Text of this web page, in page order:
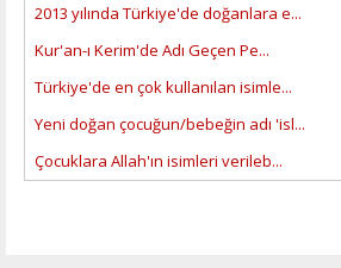
2013 yılında Türkiye'de doğanlara e...
Kur'an-ı Kerim'de Adı Geçen Pe...
Türkiye'de en çok kullanılan isimle...
Yeni doğan çocuğun/bebeğin adı 'isl...
Çocuklara Allah'ın isimleri verileb...